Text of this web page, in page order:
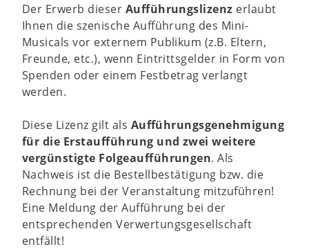
Der Erwerb dieser Aufführungslizenz erlaubt
Ihnen die szenische Aufführung des Mini-
Musicals vor externem Publikum (z.B. Eltern,
Freunde, etc.), wenn Eintrittsgelder in Form von
Spenden oder einem Festbetrag verlangt
werden.
Diese Lizenz gilt als Aufführungsgenehmigung
für die Erstaufführung und zwei weitere
vergünstigte Folgeaufführungen. Als
Nachweis ist die Bestellbestätigung bzw. die
Rechnung bei der Veranstaltung mitzuführen!
Eine Meldung der Aufführung bei der
entsprechenden Verwertungsgesellschaft
entfällt!